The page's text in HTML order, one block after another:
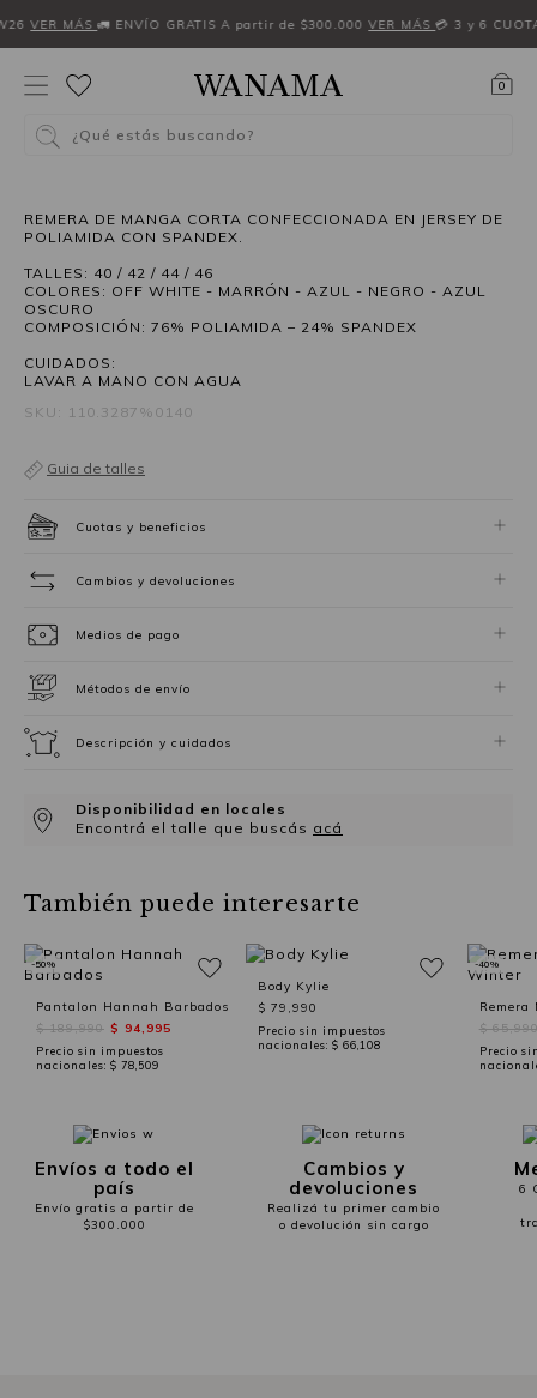
VER MÁS 🚛 ENVÍO GRATIS A partir de $300.000 VER MÁS 💳 3 y 6
0
¿Qué estás buscando?
REMERA DE MANGA CORTA CONFECCIONADA EN JERSEY DE
POLIAMIDA CON SPANDEX.
TALLES: 40 / 42 / 44 / 46
COLORES: OFF WHITE - MARRÓN - AZUL - NEGRO - AZUL
OSCURO
COMPOSICIÓN: 76% POLIAMIDA – 24% SPANDEX
CUIDADOS:
LAVAR A MANO CON AGUA
SKU: 110.3287%0140
Guia de talles
Cuotas y beneficios
Cambios y devoluciones
Medios de pago
Métodos de envío
Descripción y cuidados
Disponibilidad en locales
Encontrá el talle que buscás acá
También puede interesarte
Pantalon Hannah Barbados
$ 189,990 $ 94,995
Precio sin impuestos
nacionales: $ 78,509
-50%
Body Kylie
$ 79,990
Precio sin impuestos
nacionales: $ 66,108
$
Precio
-40%
Envíos a todo el
país
Envío gratis a partir de
$300.000
Cambios y
devoluciones
Realizá tu primer cambio
o devolución sin cargo
6